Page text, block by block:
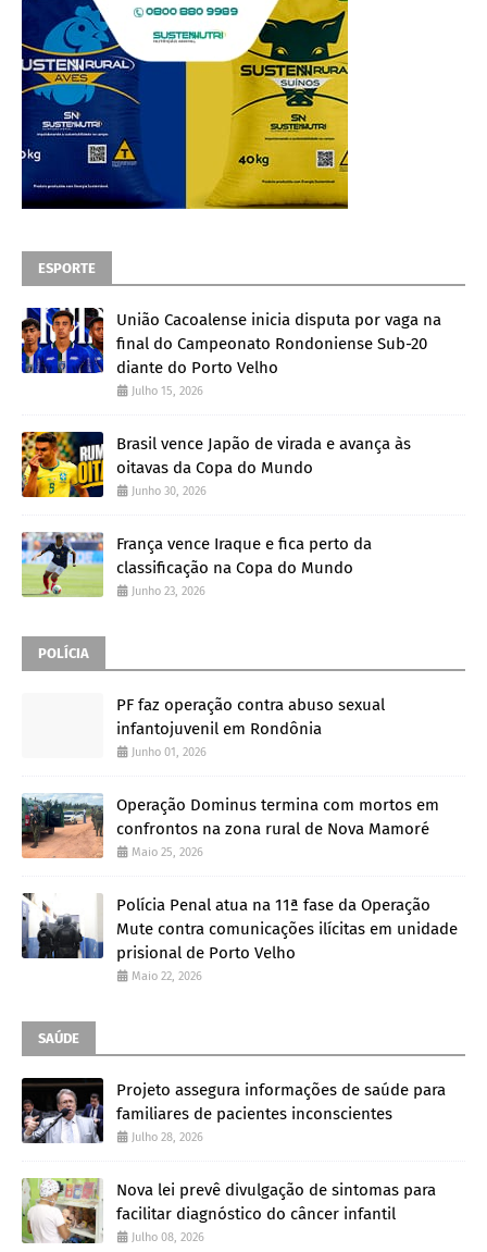
ESPORTE
União Cacoalense inicia disputa por vaga na
final do Campeonato Rondoniense Sub-20
diante do Porto Velho
Julho 15, 2026
Brasil vence Japão de virada e avança às
oitavas da Copa do Mundo
Junho 30, 2026
França vence Iraque e fica perto da
classificação na Copa do Mundo
Junho 23, 2026
POLÍCIA
PF faz operação contra abuso sexual
infantojuvenil em Rondônia
Junho 01, 2026
Operação Dominus termina com mortos em
confrontos na zona rural de Nova Mamoré
Maio 25, 2026
Polícia Penal atua na 11ª fase da Operação
Mute contra comunicações ilícitas em unidade
prisional de Porto Velho
Maio 22, 2026
SAÚDE
Projeto assegura informações de saúde para
familiares de pacientes inconscientes
Julho 28, 2026
Nova lei prevê divulgação de sintomas para
facilitar diagnóstico do câncer infantil
Julho 08, 2026